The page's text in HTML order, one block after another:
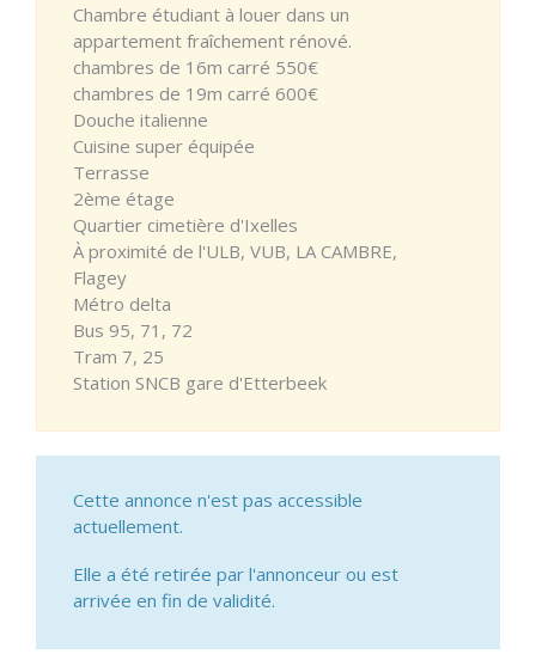
Chambre étudiant à louer dans un
appartement fraîchement rénové.
chambres de 16m carré 550€
chambres de 19m carré 600€
Douche italienne
Cuisine super équipée
Terrasse
2ème étage
Quartier cimetière d'Ixelles
À proximité de l'ULB, VUB, LA CAMBRE,
Flagey
Métro delta
Bus 95, 71, 72
Tram 7, 25
Station SNCB gare d'Etterbeek
Cette annonce n'est pas accessible
actuellement.
Elle a été retirée par l'annonceur ou est
arrivée en fin de validité.